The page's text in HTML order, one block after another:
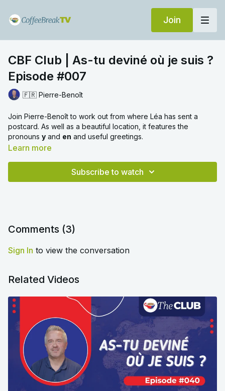
Join
CBF Club | As-tu deviné où je suis ?
Episode #007
🇫🇷 Pierre-Benoît
Join Pierre-Benoît to work out from where Léa has sent a
postcard. As well as a beautiful location, it features the
pronouns y and en and useful greetings.
Learn more
Subscribe to watch
Comments (3)
Sign In to view the conversation
Related Videos